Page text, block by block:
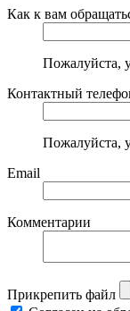
Как к вам
Пожалуйста,
Контактный
Пожалуйста,
Email
Комментарии
Прикрепить файл